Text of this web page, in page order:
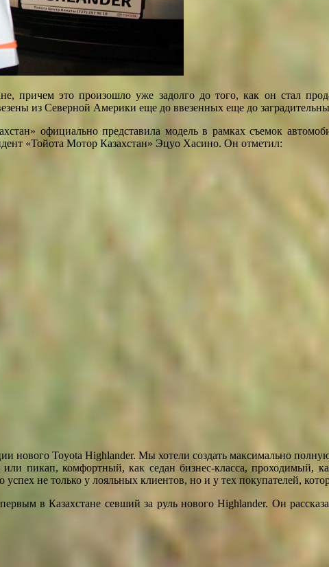
причем это произошло уже задолго до того, как он стал
из Северной Америки еще до ввезенных еще до
официально представила модель в рамках съемок
«Тойота Мотор Казахстан» Эцуо Хасино. Он отметил:
Toyota Highlander. Мы хотели создать максимально
пикап, комфортный, как седан бизнес-класса, проходимый,
не только у лояльных клиентов, но и у тех покупателей,
в Казахстане севший за руль нового Highlander. Он